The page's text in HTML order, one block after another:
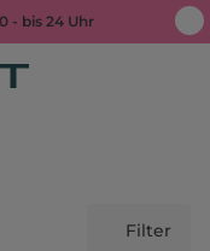
- bis 24 Uhr
Filter